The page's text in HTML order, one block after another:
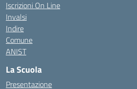
Iscrizioni On Line
Invalsi
Indire
Comune
ANIST
La Scuola
Presentazione